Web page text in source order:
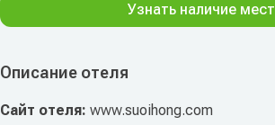
Описание отеля
Сайт отеля: www.suoihong.com
Узнать наличие мест